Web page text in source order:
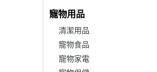
寵物用品
清潔用品
寵物食品
寵物家電